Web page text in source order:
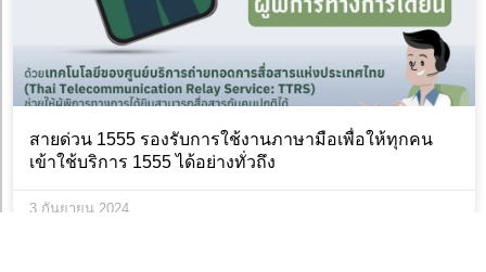
สายด่วน 1555 รองรับการใช้งานภาษามือเพื่อให้ทุกคน
เข้าใช้บริการ 1555 ได้อย่างทั่วถึง
3 กันยายน 2024